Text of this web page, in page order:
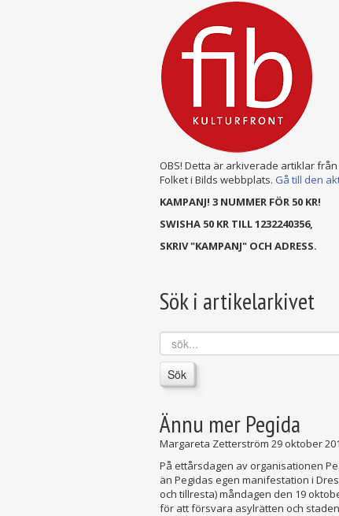
OBS! Detta är arkiverade artiklar
Folket i Bilds webbplats. Gå till den
KAMPANJ! 3 NUMMER FÖR 50 KR!
SWISHA 50 KR TILL 1232240356,
SKRIV "KAMPANJ" OCH ADRESS.
Sök i artikelarkivet
sök...
Sök
Ännu mer Pegida
Margareta Zetterström 29 oktober
På ettårsdagen av organisationen
än Pegidas egen manifestation i
och tillresta) måndagen den 19
för att försvara asylrätten och